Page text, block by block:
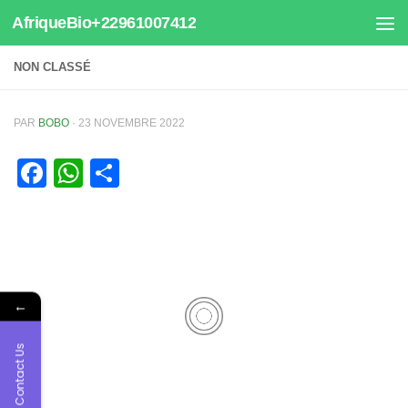
Au dessous du contenu
AfriqueBio+22961007412
NON CLASSÉ
PAR BOBO · 23 NOVEMBRE 2022
Facebook
WhatsApp
←
Contact Us